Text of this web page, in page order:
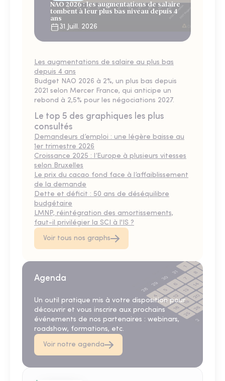
NAO 2026 : les augmentations de salaire
tombent à leur plus bas niveau depuis 4
ans
31 Juill. 2026
Les augmentations de salaire au plus bas
depuis 4 ans
Budget NAO 2026 à 2%, un plus bas depuis
2021 selon Mercer France, qui anticipe un
rebond à 2,5% pour les négociations 2027.
Le top 5 des graphiques les plus
consultés
Demandeurs d’emploi : une légère baisse au
1er trimestre 2026
Croissance 2025 : l’Europe à plusieurs vitesses
selon Bruxelles
Le prix du cacao fond face à l’affaiblissement
de la demande
Dette et déficit : 50 ans de déséquilibre
budgétaire
LMNP, réintégration des amortissements,
faut-il privilégier la SCI à l'IS ?
Voir tous nos graphs
Agenda
Un outil pratique mis à votre disposition pour
découvrir et vous inscrire aux prochains
événements de nos partenaires : webinars,
roadshow, formations, etc.
Voir notre agenda